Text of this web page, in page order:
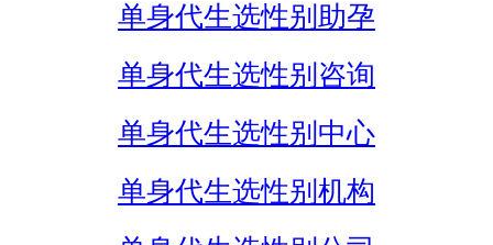
单身代生选性别助孕
单身代生选性别咨询
单身代生选性别中心
单身代生选性别机构